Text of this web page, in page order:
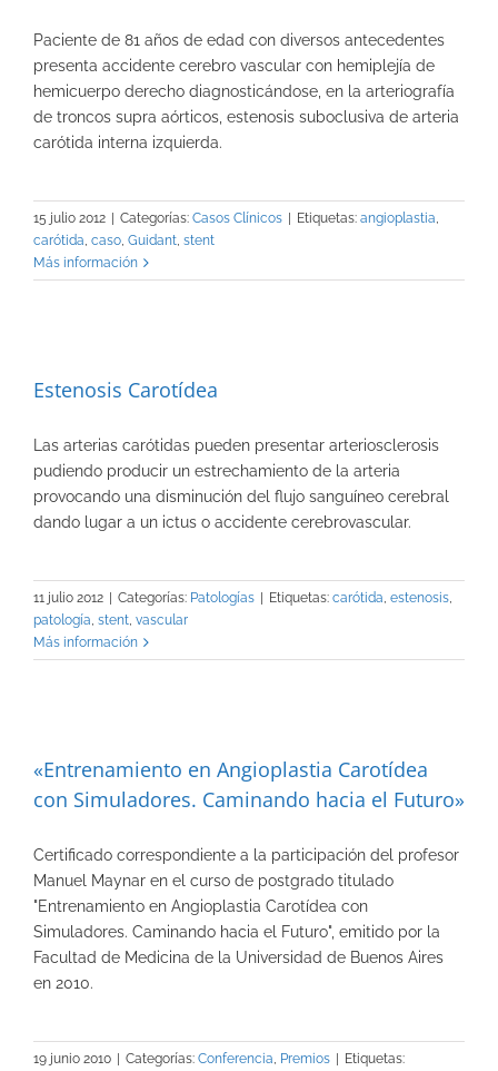
Paciente de 81 años de edad con diversos antecedentes
presenta accidente cerebro vascular con hemiplejía de
hemicuerpo derecho diagnosticándose, en la arteriografía
de troncos supra aórticos, estenosis suboclusiva de arteria
carótida interna izquierda.
15 julio 2012 | Categorías: Casos Clínicos | Etiquetas: angioplastia
carótida caso Guidant stent
Más información
Estenosis Carotídea
Las arterias carótidas pueden presentar arteriosclerosis
pudiendo producir un estrechamiento de la arteria
provocando una disminución del flujo sanguíneo cerebral
dando lugar a un ictus o accidente cerebrovascular.
11 julio 2012 | Categorías: Patologías | Etiquetas: carótida estenosis
patología stent vascular
Más información
«Entrenamiento en Angioplastia Carotídea
con Simuladores. Caminando hacia el Futuro»
Certificado correspondiente a la participación del profesor
Manuel Maynar en el curso de postgrado titulado
"Entrenamiento en Angioplastia Carotídea con
Simuladores. Caminando hacia el Futuro", emitido por la
Facultad de Medicina de la Universidad de Buenos Aires
en 2010.
19 junio 2010 | Categorías: Conferencia Premios | Etiquetas: